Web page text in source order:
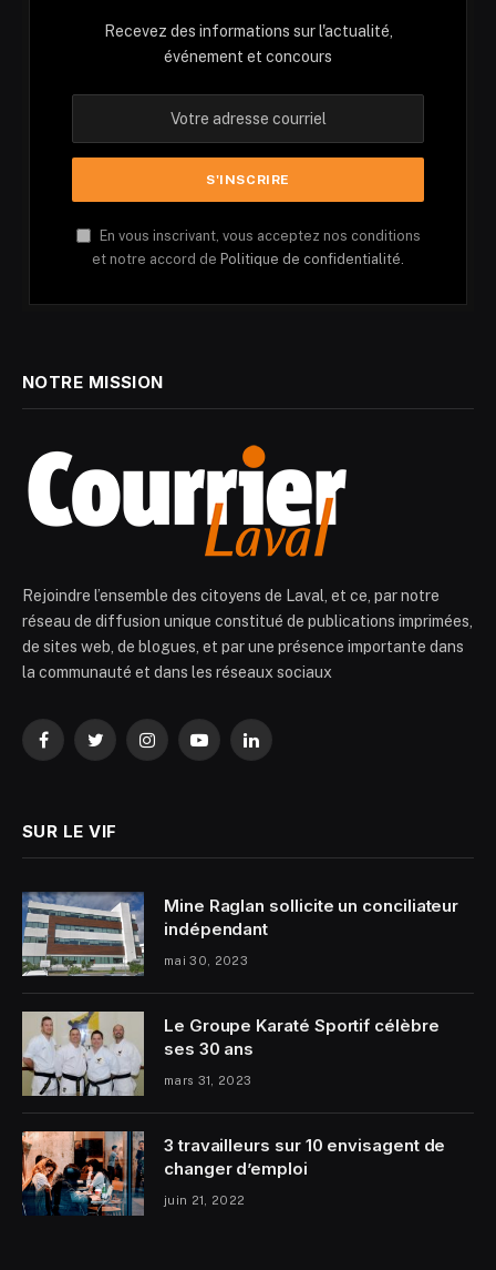
Recevez des informations sur l'actualité,
événement et concours
En vous inscrivant, vous acceptez nos conditions
et notre accord de Politique de confidentialité.
NOTRE MISSION
Rejoindre l’ensemble des citoyens de Laval, et ce, par notre
réseau de diffusion unique constitué de publications imprimées,
de sites web, de blogues, et par une présence importante dans
la communauté et dans les réseaux sociaux
FacebookTwitterInstagramYouTubeLinkedIn
SUR LE VIF
Mine Raglan sollicite un conciliateur
indépendant
mai 30, 2023
Le Groupe Karaté Sportif célèbre
ses 30 ans
mars 31, 2023
3 travailleurs sur 10 envisagent de
changer d’emploi
juin 21, 2022